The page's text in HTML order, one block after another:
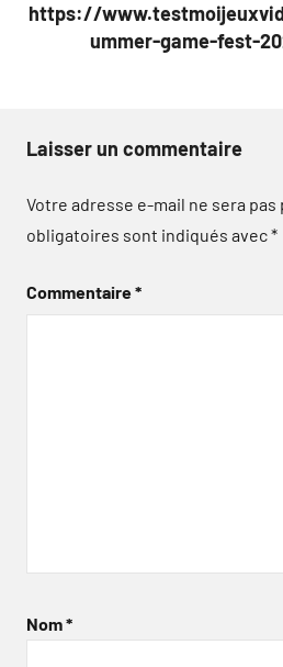
https://
ummer-game-fest-
Laisser un commentaire
Votre adresse e-mail ne sera pas
obligatoires sont indiqués avec*
Commentaire*
Nom*